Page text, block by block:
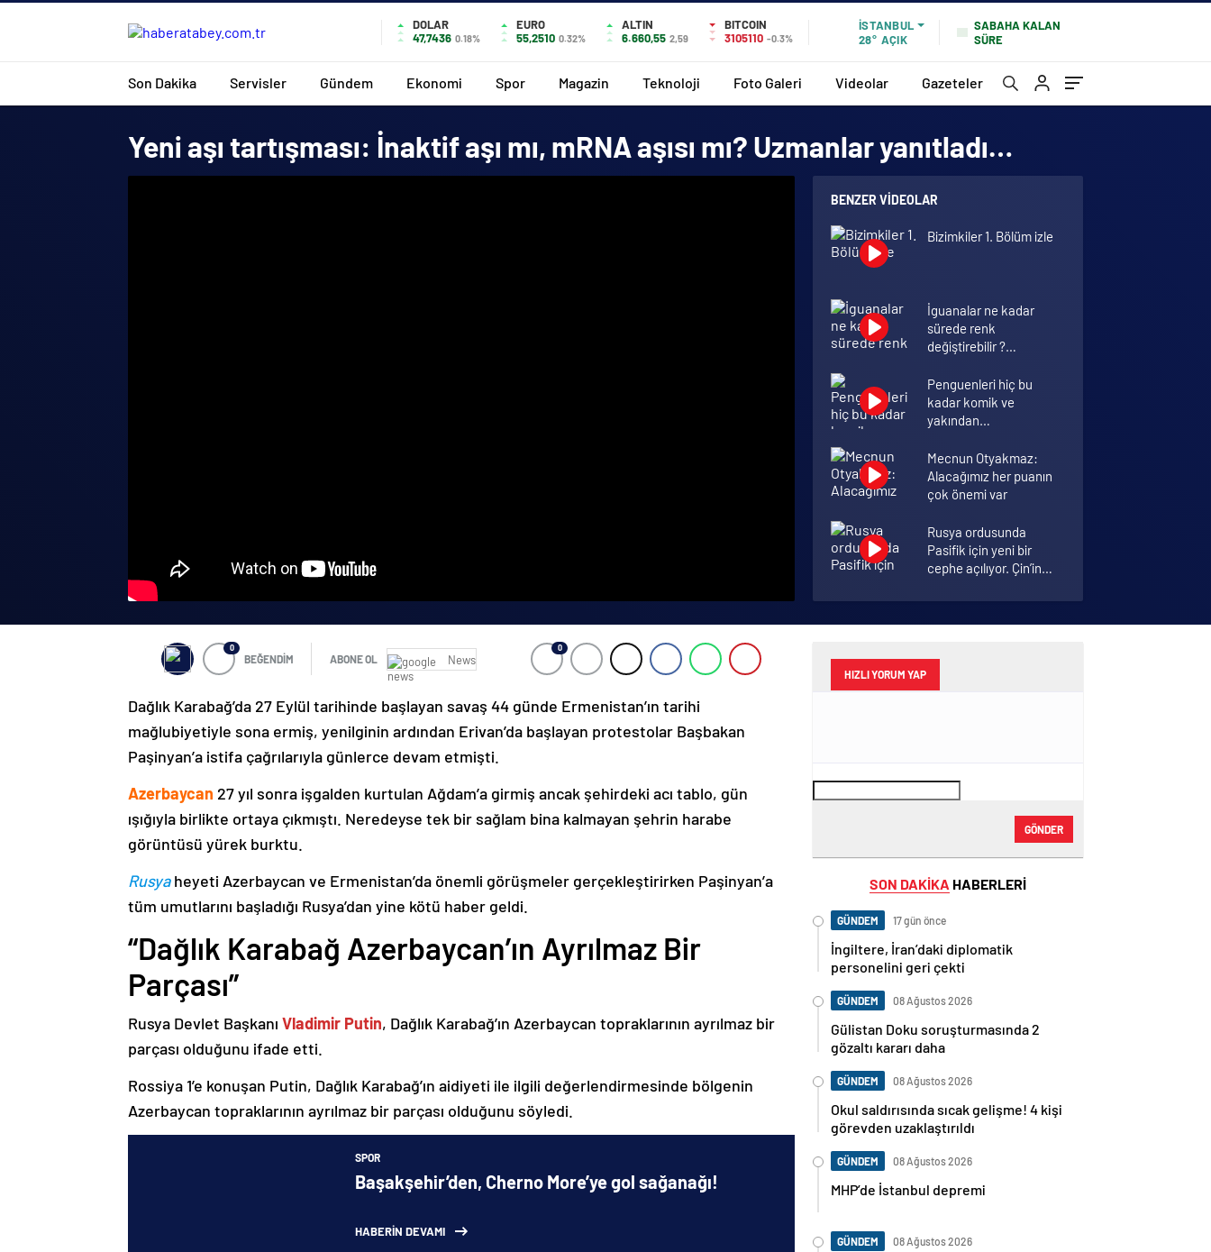
DOLAR
47,7436 0.18%
EURO
55,2510 0.32%
ALTIN
6.660,55 2,59
BITCOIN
3105110 -0.3%
İSTANBUL
28° AÇIK
SABAHA KALAN
SÜRE
Son Dakika Servisler Gündem Ekonomi Spor Magazin Teknoloji Foto Galeri Videolar Gazeteler
Yeni aşı tartışması: İnaktif aşı mı, mRNA aşısı mı? Uzmanlar yanıtladı…
BENZER VIDEOLAR
Bizimkiler 1. Bölüm izle
İguanalar ne kadar
sürede renk
değiştirebilir ?
Penguenleri hiç bu
kadar komik ve
yakından
Mecnun Otyakmaz:
Alacağımız her puanın
çok önemi var
Rusya ordusunda
Pasifik için yeni bir
cephe açılıyor. Çin’in
Şenol Güneş: Arda
Turan Milli Takım
0
BEĞENDİM ABONE OL News
0
Dağlık Karabağ’da 27 Eylül tarihinde başlayan savaş 44 günde Ermenistan’ın tarihi
mağlubiyetiyle sona ermiş, yenilginin ardından Erivan’da başlayan protestolar Başbakan
Paşinyan’a istifa çağrılarıyla günlerce devam etmişti.
Azerbaycan 27 yıl sonra işgalden kurtulan Ağdam’a girmiş ancak şehirdeki acı tablo, gün
ışığıyla birlikte ortaya çıkmıştı. Neredeyse tek bir sağlam bina kalmayan şehrin harabe
görüntüsü yürek burktu.
Rusyaheyeti Azerbaycan ve Ermenistan’da önemli görüşmeler gerçekleştirirken Paşinyan’a
tüm umutlarını başladığı Rusya’dan yine kötü haber geldi.
“Dağlık Karabağ Azerbaycan’ın Ayrılmaz Bir
Parçası”
Rusya Devlet Başkanı Vladimir Putin, Dağlık Karabağ’ın Azerbaycan topraklarının ayrılmaz bir
parçası olduğunu ifade etti.
Rossiya 1’e konuşan Putin, Dağlık Karabağ’ın aidiyeti ile ilgili değerlendirmesinde bölgenin
Azerbaycan topraklarının ayrılmaz bir parçası olduğunu söyledi.
SPOR
Başakşehir’den, Cherno More’ye gol sağanağı!
HABERİN DEVAMI
HIZLI YORUM YAP
GÖNDER
SON DAKİKA HABERLERİ
GÜNDEM 17 gün önce
İngiltere, İran’daki diplomatik
personelini geri çekti
GÜNDEM 08 Ağustos 2026
Gülistan Doku soruşturmasında 2
gözaltı kararı daha
GÜNDEM 08 Ağustos 2026
Okul saldırısında sıcak gelişme! 4 kişi
görevden uzaklaştırıldı
GÜNDEM 08 Ağustos 2026
MHP’de İstanbul depremi
GÜNDEM 08 Ağustos 2026